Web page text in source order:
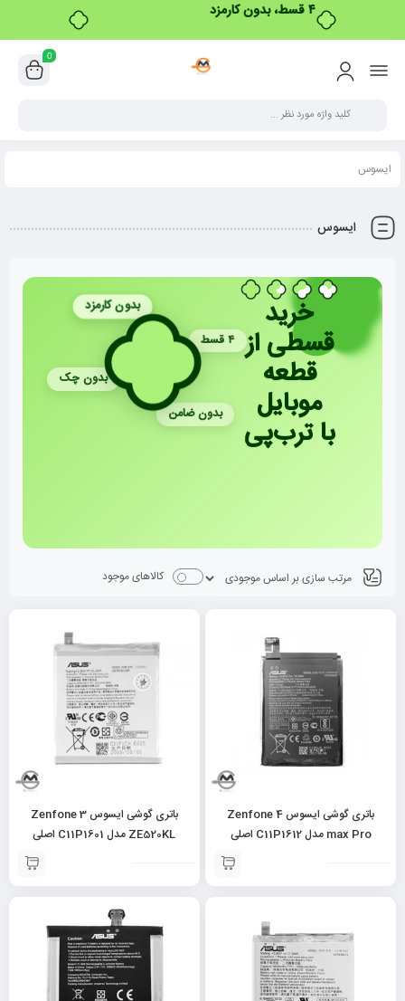
0
ایسوس
ایسوس
خرید
قسطی از
قطعه
موبایل
با ترب‌پی
بدون کارمزد
۴ قسط
بدون چک
بدون ضامن
کالاهای موجود
باتری گوشی ایسوس Zenfone 4
max Pro مدل C11P1612 اصلی
باتری گوشی ایسوس Zenfone 3
ZE520KL مدل C11P1601 اصلی